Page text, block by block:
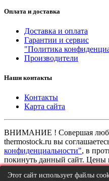
Оплата и доставка
Доставка и оплата
Гарантии и сервис
"Политика
Производители
Наши контакты
Контакты
Карта сайта
ВНИМАНИЕ ! Совершая
thermostock.ru вы
конфиденциальности", в
покинуть данный сайт. Цены
данном сайте в
публичной офертой ни при
Этот сайт использует файлы